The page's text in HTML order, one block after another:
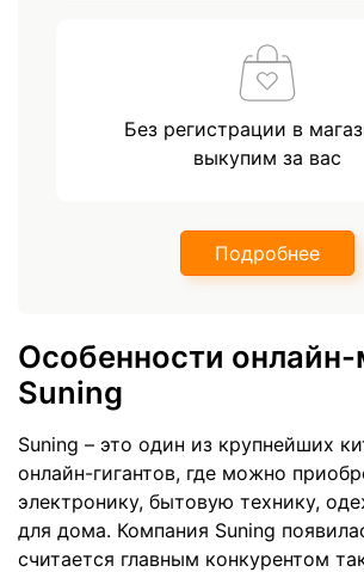
Без регистрации в
выкупим за вас
Подробнее
Особенности онлайн-
Suning
Suning – это один из крупнейших
онлайн-гигантов, где можно
электронику, бытовую технику,
для дома. Компания Suning
считается главным конкурентом